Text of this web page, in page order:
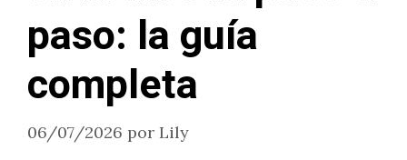
paso: la guía
completa
06/07/2026 por Lily